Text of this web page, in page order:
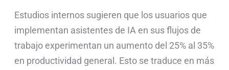
Estudios internos sugieren que los usuarios que
implementan asistentes de IA en sus flujos de
trabajo experimentan un aumento del 25% al 35%
en productividad general. Esto se traduce en más